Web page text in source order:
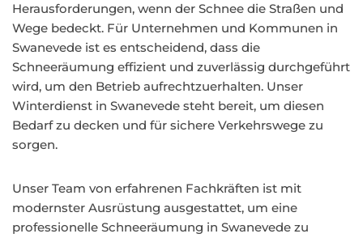
Herausforderungen, wenn der Schnee die Straßen und
Wege bedeckt. Für Unternehmen und Kommunen in
Swanevede ist es entscheidend, dass die
Schneeräumung effizient und zuverlässig durchgeführt
wird, um den Betrieb aufrechtzuerhalten. Unser
Winterdienst in Swanevede steht bereit, um diesen
Bedarf zu decken und für sichere Verkehrswege zu
sorgen.
Unser Team von erfahrenen Fachkräften ist mit
modernster Ausrüstung ausgestattet, um eine
professionelle Schneeräumung in Swanevede zu